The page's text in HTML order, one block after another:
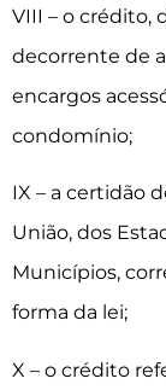
VIII – o
decorrente de
encargos
condomínio;
IX – a certidão
União, dos
Municípios,
forma da lei;
X – o crédito